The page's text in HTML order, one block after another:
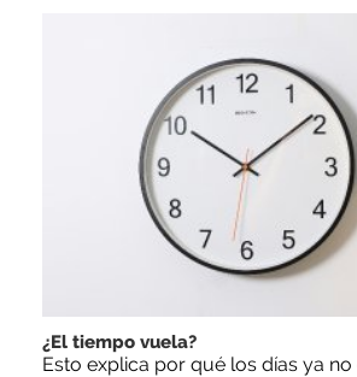
¿El tiempo vuela?
Esto explica por qué los días ya